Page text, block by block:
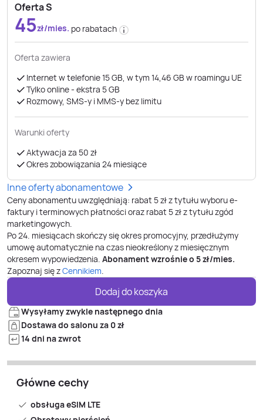
Oferta S
45zł/mies. po rabatach
Oferta zawiera
Internet w telefonie 15 GB, w tym 14,46 GB w roamingu UE
Tylko online - ekstra 5 GB
Rozmowy, SMS-y i MMS-y bez limitu
Warunki oferty
Aktywacja za 50 zł
Okres zobowiązania 24 miesiące
Inne oferty abonamentowe
Ceny abonamentu uwzględniają: rabat 5 zł z tytułu wyboru e-
faktury i terminowych płatności oraz rabat 5 zł z tytułu zgód
marketingowych.
Po24. miesiącachskończy się okres promocyjny, przedłużymy
umowę automatycznie na czas nieokreślony z miesięcznym
okresem wypowiedzenia. Abonament wzrośnie o 5zł/mies.
Zapoznaj się zCennikiem.
Dodaj do koszyka
Wysyłamy zwykle następnego dnia
Dostawa do salonu za 0 zł
14 dni na zwrot
Główne cechy
obsługa eSIM LTE